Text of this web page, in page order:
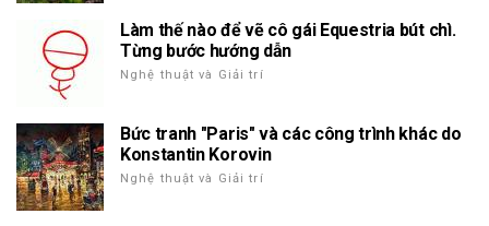
Làm thế nào để vẽ cô gái Equestria bút chì.
Từng bước hướng dẫn
Nghệ thuật và Giải trí
Bức tranh "Paris" và các công trình khác do
Konstantin Korovin
Nghệ thuật và Giải trí